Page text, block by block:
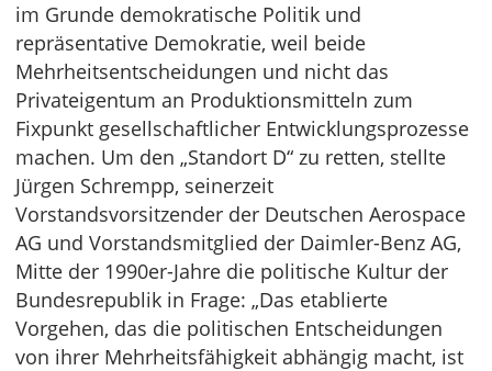
im Grunde demokratische Politik und
repräsentative Demokratie, weil beide
Mehrheitsentscheidungen und nicht das
Privateigentum an Produktionsmitteln zum
Fixpunkt gesellschaftlicher Entwicklungsprozesse
machen. Um den „Standort D“ zu retten, stellte
Jürgen Schrempp, seinerzeit
Vorstandsvorsitzender der Deutschen Aerospace
AG und Vorstandsmitglied der Daimler-Benz AG,
Mitte der 1990er-Jahre die politische Kultur der
Bundesrepublik in Frage: „Das etablierte
Vorgehen, das die politischen Entscheidungen
von ihrer Mehrheitsfähigkeit abhängig macht, ist